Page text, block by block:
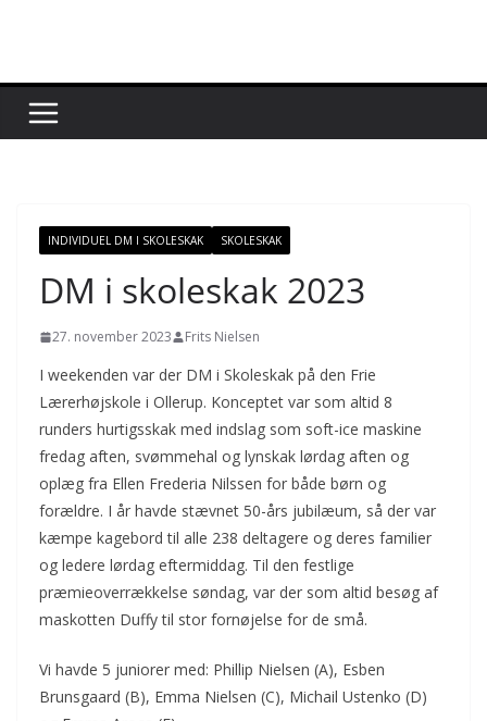
INDIVIDUEL DM I SKOLESKAK SKOLESKAK
DM i skoleskak 2023
27. november 2023 Frits Nielsen
I weekenden var der DM i Skoleskak på den Frie
Lærerhøjskole i Ollerup. Konceptet var som altid 8
runders hurtigsskak med indslag som soft-ice maskine
fredag aften, svømmehal og lynskak lørdag aften og
oplæg fra Ellen Frederia Nilssen for både børn og
forældre. I år havde stævnet 50-års jubilæum, så der var
kæmpe kagebord til alle 238 deltagere og deres familier
og ledere lørdag eftermiddag. Til den festlige
præmieoverrækkelse søndag, var der som altid besøg af
maskotten Duffy til stor fornøjelse for de små.
Vi havde 5 juniorer med: Phillip Nielsen (A), Esben
Brunsgaard (B), Emma Nielsen (C), Michail Ustenko (D)